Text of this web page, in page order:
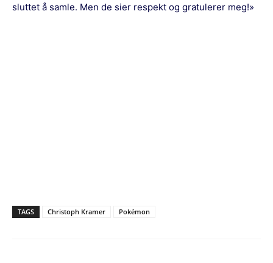
sluttet å samle. Men de sier respekt og gratulerer meg!»
TAGS Christoph Kramer Pokémon